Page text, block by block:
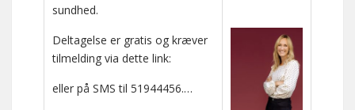
sundhed.
Deltagelse er gratis og kræver
tilmelding via dette link:
eller på SMS til 51944456.…